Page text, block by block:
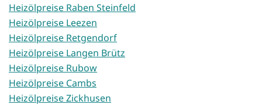
Heizölpreise Raben Steinfeld
Heizölpreise Leezen
Heizölpreise Retgendorf
Heizölpreise Langen Brütz
Heizölpreise Rubow
Heizölpreise Cambs
Heizölpreise Zickhusen